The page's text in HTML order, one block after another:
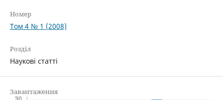
Номер
Том 4 № 1 (2008)
Розділ
Наукові статті
Завантаження